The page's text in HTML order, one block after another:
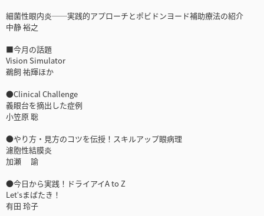
細菌性眼内炎──実践的アプローチとポビドンヨード補助療法の紹介
中静 裕之
■今月の話題
Vision Simulator
鵜飼 祐輝ほか
●Clinical Challenge
義眼台を摘出した症例
小笠原 聡
●やり方・見方のコツを伝授！スキルアップ眼病理
濾胞性結膜炎
加瀬 諭
●今日から実践！ドライアイA to Z
Letʼsまばたき！
有田 玲子